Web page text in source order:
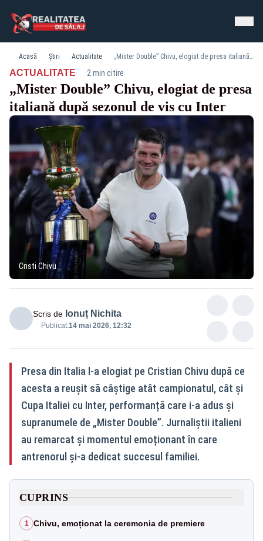
Acasă Știri Actualitate „Mister Double” Chivu, elogiat de presa italiană după sezonul de vis cu Inter
ACTUALITATE· 2 min citire
„Mister Double” Chivu, elogiat de presa
italiană după sezonul de vis cu Inter
Cristi Chivu
Scris de Ionuț Nichita
Publicat:14 mai 2026, 12:32
Presa din Italia l-a elogiat pe Cristian Chivu după ce
acesta a reușit să câștige atât campionatul, cât și
Cupa Italiei cu Inter, performanță care i-a adus și
supranumele de „Mister Double”. Jurnaliștii italieni
au remarcat și momentul emoționant în care
antrenorul și-a dedicat succesul familiei.
CUPRINS
1 Chivu, emoționat la ceremonia de premiere